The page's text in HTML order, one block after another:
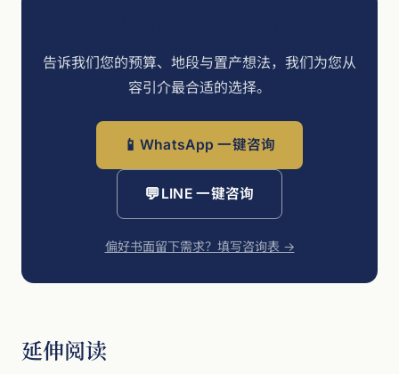
告诉我们您的预算、地段与置产想法，我们为您从
容引介最合适的选择。
📱 WhatsApp 一键咨询
💬LINE 一键咨询
偏好书面留下需求？填写咨询表 →
延伸阅读